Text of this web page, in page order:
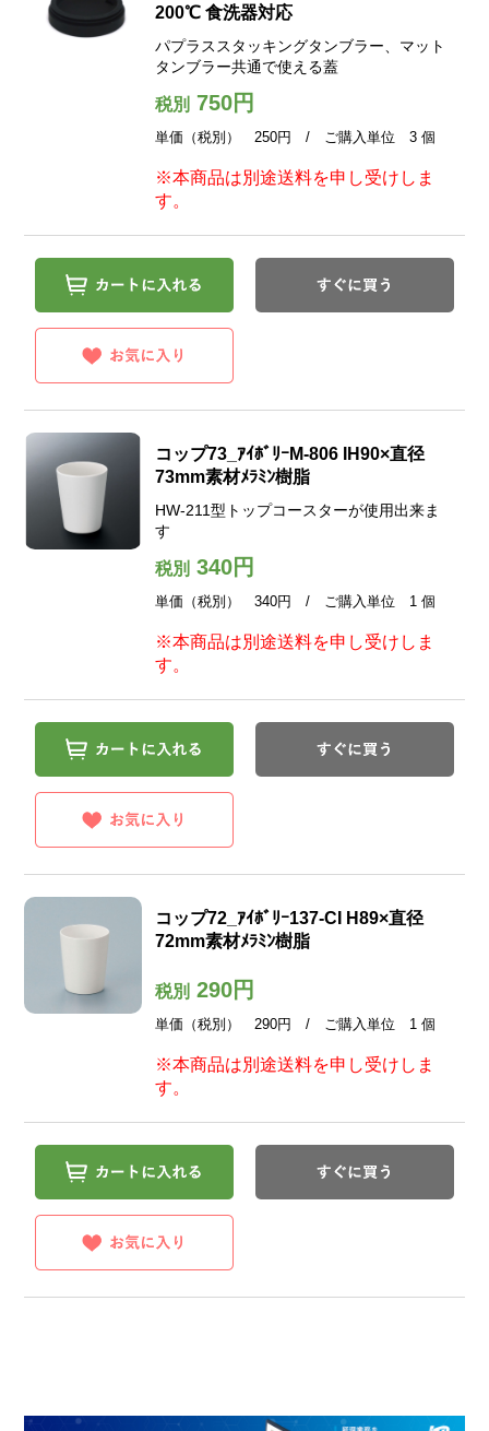
200℃ 食洗器対応
パプラススタッキングタンブラー、マット
タンブラー共通で使える蓋
税別750円
単価（税別） 250円 / ご購入単位 3 個
※本商品は別途送料を申し受けしま
す。
コップ73_ｱｲﾎﾞﾘｰM-806 IH90×直径
73mm素材ﾒﾗﾐﾝ樹脂
HW-211型トップコースターが使用出来ま
す
税別340円
単価（税別） 340円 / ご購入単位 1 個
※本商品は別途送料を申し受けしま
す。
コップ72_ｱｲﾎﾞﾘｰ137-CI H89×直径
72mm素材ﾒﾗﾐﾝ樹脂
税別290円
単価（税別） 290円 / ご購入単位 1 個
※本商品は別途送料を申し受けしま
す。